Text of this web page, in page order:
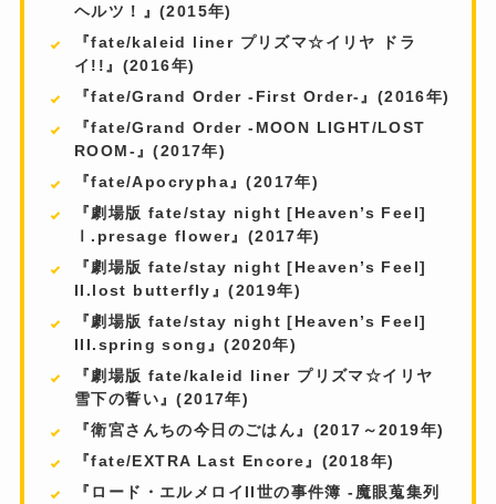
ヘルツ！』(2015年)
『fate/kaleid liner プリズマ☆イリヤ ドラ
イ!!』(2016年)
『fate/Grand Order -First Order-』(2016年)
『fate/Grand Order -MOON LIGHT/LOST
ROOM-』(2017年)
『fate/Apocrypha』(2017年)
『劇場版 fate/stay night [Heaven’s Feel]
Ⅰ.presage flower』(2017年)
『劇場版 fate/stay night [Heaven’s Feel]
II.lost butterfly』(2019年)
『劇場版 fate/stay night [Heaven’s Feel]
III.spring song』(2020年)
『劇場版 fate/kaleid liner プリズマ☆イリヤ
雪下の誓い』(2017年)
『衛宮さんちの今日のごはん』(2017～2019年)
『fate/EXTRA Last Encore』(2018年)
『ロード・エルメロイII世の事件簿 -魔眼蒐集列